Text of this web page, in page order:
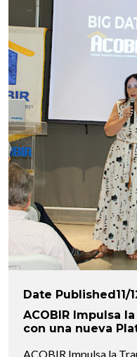
Date Published11/
ACOBIR Impulsa
con una nueva
ACOBIR Impulsa la